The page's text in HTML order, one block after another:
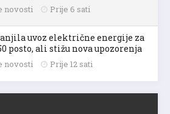
novosti Prije 6 sati
uvoz električne energije za
posto, ali stižu nova upozorenja
novosti Prije 12 sati